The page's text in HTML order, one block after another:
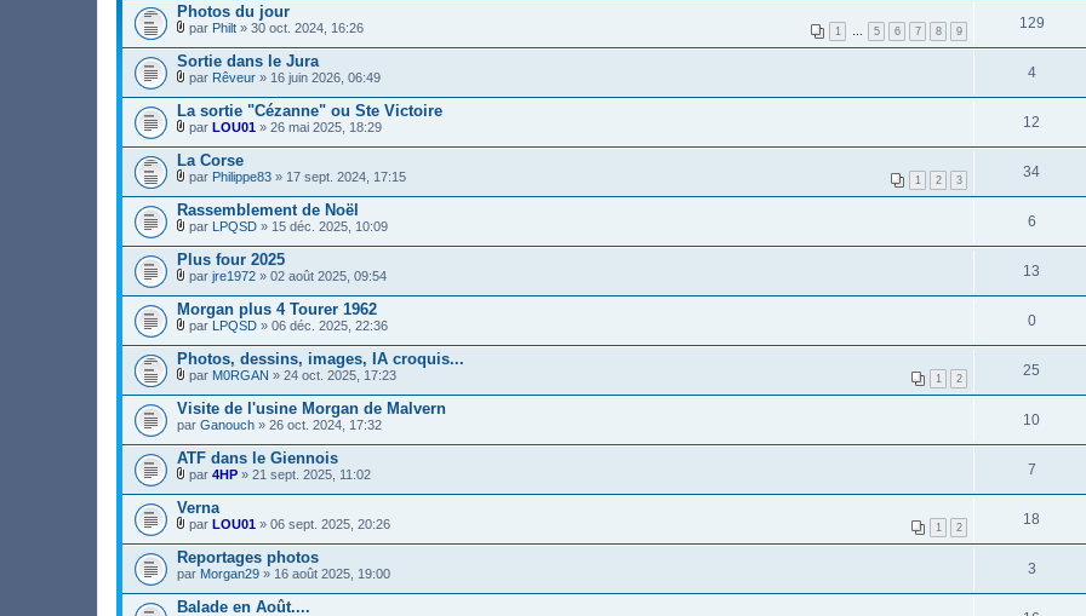
Photos du jour
1 5 6 7 8 9
F
i
c
h
i
e
r
s
)
o
i
n
t
(
s
)
par Philt » 30 oct. 2024, 16:26 129
Sortie dans le Jura
F
c
h
i
e
r
s
)
o
i
n
t
(
s
)
par Rêveur » 16 juin 2026, 06:49 4
La sortie "Cézanne" ou Ste Victoire
F
i
c
h
i
e
r
s
)
o
i
n
t
(
s
)
par LOU01 » 26 mai 2025, 18:29 12
La Corse
1 2 3
F
i
c
h
i
e
r
s
)
o
i
n
t
(
s
par Philippe83 » 17 sept. 2024, 17:15 34
Rassemblement de Noël
F
i
c
h
i
e
r
s
)
o
i
n
t
(
s
)
par LPQSD » 15 déc. 2025, 10:09 6
Plus four 2025
F
i
c
h
i
e
r
s
)
j
o
i
n
t
(
s
)
par jre1972 » 02 août 2025, 09:54 13
Morgan plus 4 Tourer 1962
F
i
c
h
i
e
r
s
)
o
i
n
t
(
s
par LPQSD » 06 déc. 2025, 22:36 0
Photos, dessins, images, IA croquis...
1 2
F
i
c
h
i
e
r
s
)
o
i
n
t
(
par M0RGAN » 24 oct. 2025, 17:23 25
Visite de l'usine Morgan de Malvern
par Ganouch » 26 oct. 2024, 17:32 10
ATF dans le Giennois
F
i
c
h
i
e
r
s
par 4HP » 21 sept. 2025, 11:02 7
Verna
1 2
F
i
c
h
i
e
par LOU01 » 06 sept. 2025, 20:26 18
Reportages photos
par Morgan29 » 16 août 2025, 19:00 3
Balade en Août....